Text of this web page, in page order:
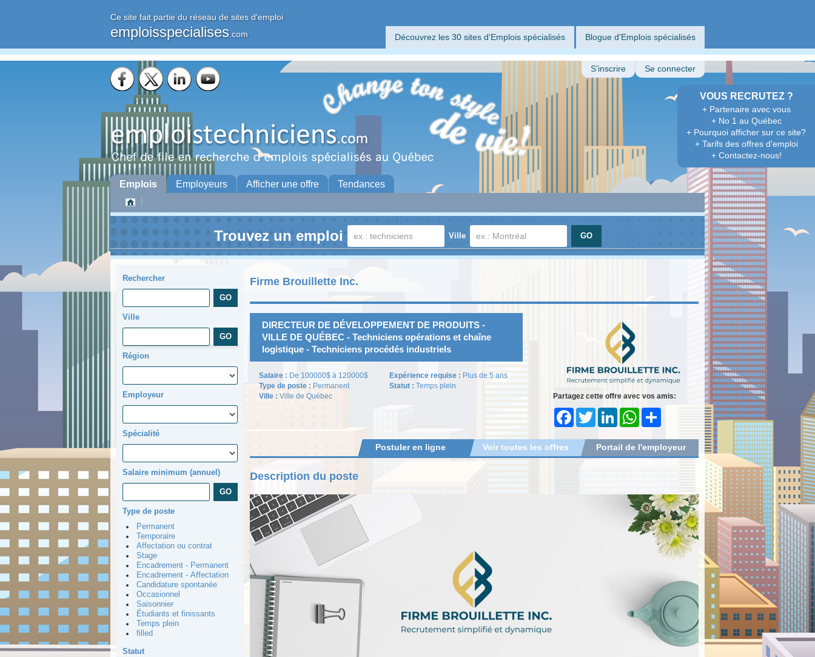
Ce site fait partie du réseau de sites d'emploi
emploisspecialises .com Découvrez les 30 sites d'Emplois spécialisés Blogue d'Emplois spécialisés
VOUS RECRUTEZ ?
+ Partenaire avec vous
+ No 1 au Québec
+ Pourquoi afficher sur ce site?
+ Tarifs des offres d'emploi
+ Contactez-nous!
S'inscrire Se connecter
Emplois Employeurs Afficher une offre Tendances
Trouvez un emploi Ville
Rechercher
Ville
Région
Employeur
Spécialité
Salaire minimum (annuel)
Type de poste
Permanent
Temporaire
Affectation ou contrat
Stage
Encadrement - Permanent
Encadrement - Affectation
Candidature spontanée
Occasionnel
Saisonnier
Étudiants et finissants
Temps plein
filled
Statut
Firme Brouillette Inc.
DIRECTEUR DE DÉVELOPPEMENT DE PRODUITS -
VILLE DE QUÉBEC - Techniciens opérations et chaîne
logistique - Techniciens procédés industriels
Salaire : De 100000$ à 120000$
Type de poste : Permanent
Ville : Ville de Québec
Expérience requise : Plus de 5 ans
Statut : Temps plein
Partagez cette offre avec vos amis:
FacebookTwitter LinkedIn WhatsApp
Portail de l'employeur
Voir toutes les offres
Postuler en ligne
Description du poste